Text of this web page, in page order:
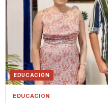
EDUCACIÓN
EDUCACIÓN